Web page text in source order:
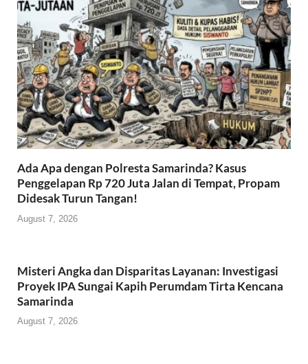
k
p
Ada Apa dengan Polresta Samarinda? Kasus
Penggelapan Rp 720 Juta Jalan di Tempat, Propam
Didesak Turun Tangan!
August 7, 2026
Misteri Angka dan Disparitas Layanan: Investigasi
Proyek IPA Sungai Kapih Perumdam Tirta Kencana
Samarinda
August 7, 2026